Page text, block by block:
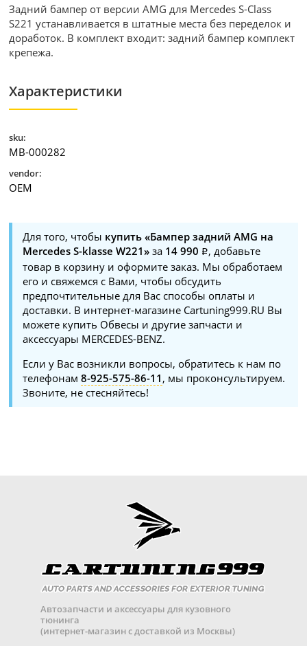
Задний бампер от версии AMG для Mercedes S-Class
S221 устанавливается в штатные места без переделок и
доработок. В комплект входит: задний бампер комплект
крепежа.
Характеристики
sku:
MB-000282
vendor:
OEM
Для того, чтобы купить «Бампер задний AMG на
Mercedes S-klasse W221» за 14 990
, добавьте
товар в корзину и оформите заказ. Мы обработаем
его и свяжемся с Вами, чтобы обсудить
предпочтительные для Вас способы оплаты и
доставки. В интернет-магазине Cartuning999.RU Вы
можете купить Обвесы и другие запчасти и
аксессуары MERCEDES-BENZ.
Если у Вас возникли вопросы, обратитесь к нам по
телефонам8-925-575-86-11 , мы проконсультируем.
Звоните, не стесняйтесь!
Автозапчасти и аксессуары для кузовного
тюнинга
(интернет-магазин с доставкой из Москвы)